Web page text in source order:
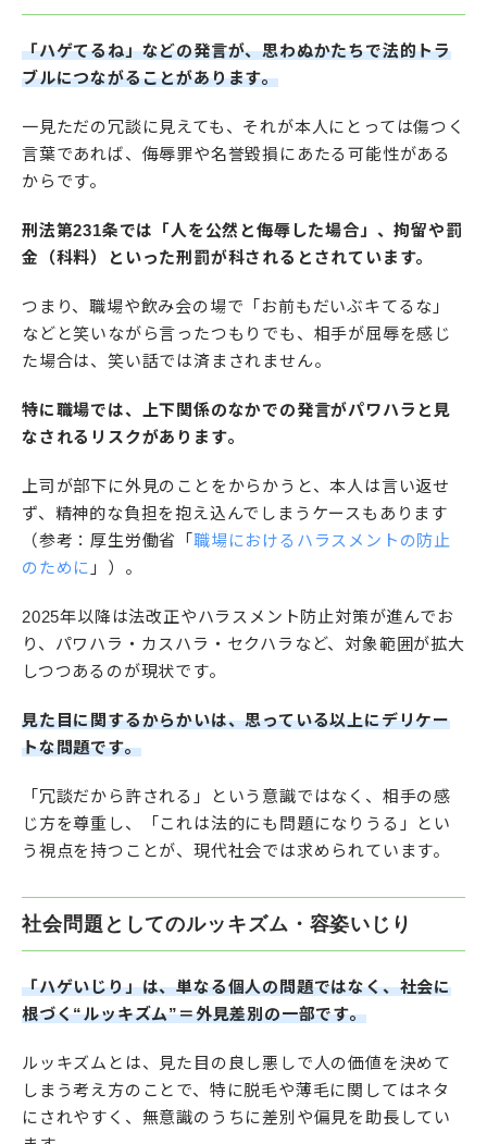
「ハゲてるね」などの発言が、思わぬかたちで法的トラ
ブルにつながることがあります。
一見ただの冗談に見えても、それが本人にとっては傷つく
言葉であれば、侮辱罪や名誉毀損にあたる可能性がある
からです。
刑法第231条では「人を公然と侮辱した場合」、拘留や罰
金（科料）といった刑罰が科されるとされています。
つまり、職場や飲み会の場で「お前もだいぶキてるな」
などと笑いながら言ったつもりでも、相手が屈辱を感じ
た場合は、笑い話では済まされません。
特に職場では、上下関係のなかでの発言がパワハラと見
なされるリスクがあります。
上司が部下に外見のことをからかうと、本人は言い返せ
ず、精神的な負担を抱え込んでしまうケースもあります
（参考：厚生労働省「職場におけるハラスメントの防止
のために 」）。
2025年以降は法改正やハラスメント防止対策が進んでお
り、パワハラ・カスハラ・セクハラなど、対象範囲が拡大
しつつあるのが現状です。
見た目に関するからかいは、思っている以上にデリケー
トな問題です。
「冗談だから許される」という意識ではなく、相手の感
じ方を尊重し、「これは法的にも問題になりうる」とい
う視点を持つことが、現代社会では求められています。
社会問題としてのルッキズム・容姿いじり
「ハゲいじり」は、単なる個人の問題ではなく、社会に
根づく“ルッキズム”＝外見差別の一部です。
ルッキズムとは、見た目の良し悪しで人の価値を決めて
しまう考え方のことで、特に脱毛や薄毛に関してはネタ
にされやすく、無意識のうちに差別や偏見を助長してい